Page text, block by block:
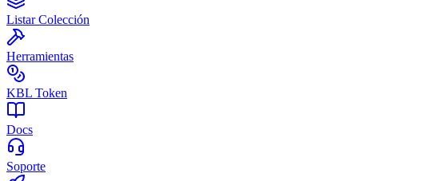
Listar Colección
Herramientas
KBL Token
Docs
Soporte